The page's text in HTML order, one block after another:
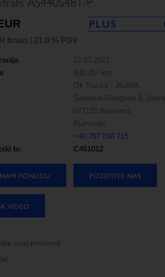
bruto / 21,0 % PDV
22.07.2021
430.357 km
Ok Trucks - JILAVA
Șoseaua Giurgiului 3, Jilava
077120 Bucuresti
Rumunija
+40 757 098 715
br.
C451012
PONUDU POZOVITE NAS
VIDEO
ovaj proizvod